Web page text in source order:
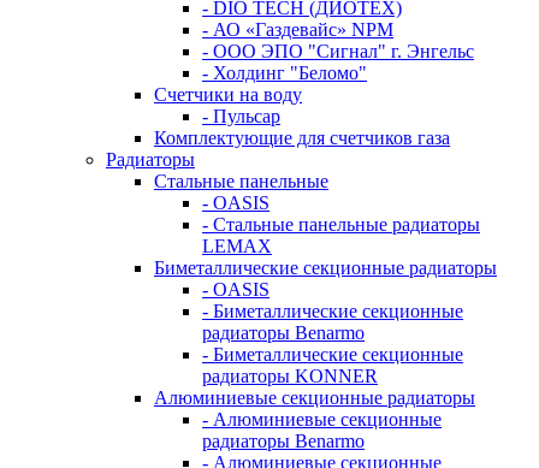
- DIO TECH (ДИОТЕХ)
- АО «Газдевайс» NPM
- ООО ЭПО "Сигнал" г. Энгельс
- Холдинг "Беломо"
Счетчики на воду
- Пульсар
Комплектующие для счетчиков газа
Радиаторы
Стальные панельные
- OASIS
- Стальные панельные радиаторы
LEMAX
Биметаллические секционные радиаторы
- OASIS
- Биметаллические секционные
радиаторы Benarmo
- Биметаллические секционные
радиаторы KONNER
Алюминиевые секционные радиаторы
- Алюминиевые секционные
радиаторы Benarmo
- Алюминиевые секционные